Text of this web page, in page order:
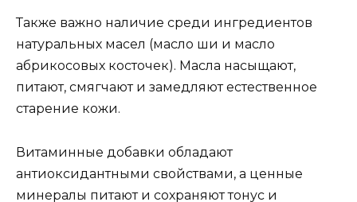
Также важно наличие среди ингредиентов
натуральных масел (масло ши и масло
абрикосовых косточек). Масла насыщают,
питают, смягчают и замедляют естественное
старение кожи.
Витаминные добавки обладают
антиоксидантными свойствами, а ценные
минералы питают и сохраняют тонус и